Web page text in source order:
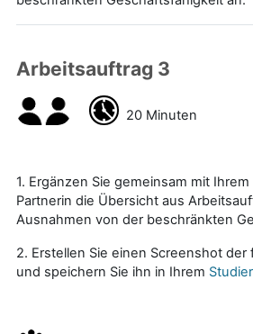
Arbeitsauftrag 3
20 Minuten
1. Ergänzen Sie gemeinsam mit
Partnerin die Übersicht aus
Ausnahmen von der beschränkten
2. Erstellen Sie einen Screenshot der
und speichern Sie ihn in Ihrem